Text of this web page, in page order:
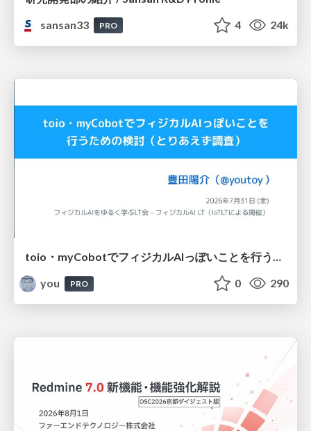
sansan33
PRO 4 24k
toio・myCobotでフィジカルAIっぽいことを行うための検討（とりあえず調査） / フィジカルAI LT（IoTLTによる開催）
you
PRO 0 290